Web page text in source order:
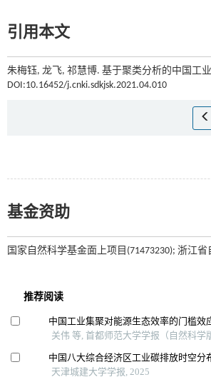
引用本文
朱梅钰, 龙飞, 祁慧博. 基于聚类分析的中国工
DOI:10.16452/j.cnki.sdkjsk.2021.04.010
基金资助
国家自然科学基金面上项目(71473230); 浙江